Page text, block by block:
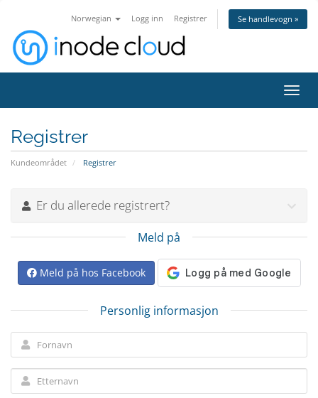
Norwegian Logg inn Registrer Se handlevogn »
Bytt
Registrer
Kundeområdet Registrer
Er du allerede registrert?
Meld på
Meld på hos Facebook
Personlig informasjon